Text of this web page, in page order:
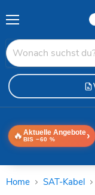
🔥 Aktuelle Angebote
BIS −60 % ›
Home SAT-Kabel